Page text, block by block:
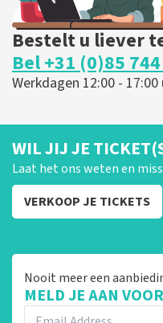
Bestelt u liever
Bel +31 (0)85
Werkdagen 12:00 - 17:00
WIL JIJ JE
Laat het ons weten en
VERKOOP JE TICKETS
Nooit meer een
MELD JE AAN